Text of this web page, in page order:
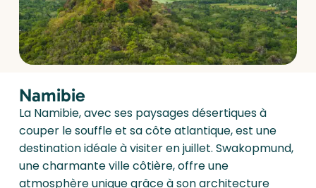
Namibie
La Namibie, avec ses paysages désertiques à
couper le souffle et sa côte atlantique, est une
destination idéale à visiter en juillet. Swakopmund,
une charmante ville côtière, offre une
atmosphère unique grâce à son architecture